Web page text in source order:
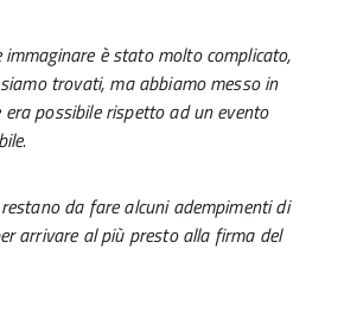
è stato molto complicato,
trovati, ma abbiamo messo in
possibile rispetto ad un evento
da fare alcuni adempimenti di
arrivare al più presto alla firma del